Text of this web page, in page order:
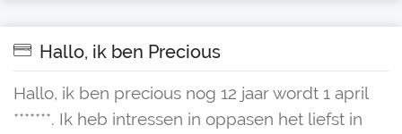
Hallo, ik ben Precious
Hallo, ik ben precious nog 12 jaar wordt 1 april
*******. Ik heb intressen in oppasen het liefst in